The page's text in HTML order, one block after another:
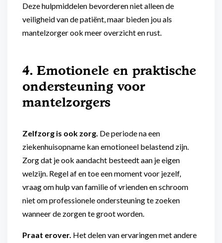
Deze hulpmiddelen bevorderen niet alleen de
veiligheid van de patiënt, maar bieden jou als
mantelzorger ook meer overzicht en rust.
4. Emotionele en praktische
ondersteuning voor
mantelzorgers
Zelfzorg is ook zorg. De periode na een
ziekenhuisopname kan emotioneel belastend zijn.
Zorg dat je ook aandacht besteedt aan je eigen
welzijn. Regel af en toe een moment voor jezelf,
vraag om hulp van familie of vrienden en schroom
niet om professionele ondersteuning te zoeken
wanneer de zorgen te groot worden.
Praat erover. Het delen van ervaringen met andere